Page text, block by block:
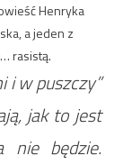
Henryka
a jeden z
rasistą.
i w puszczy”
jak to jest
nie będzie.